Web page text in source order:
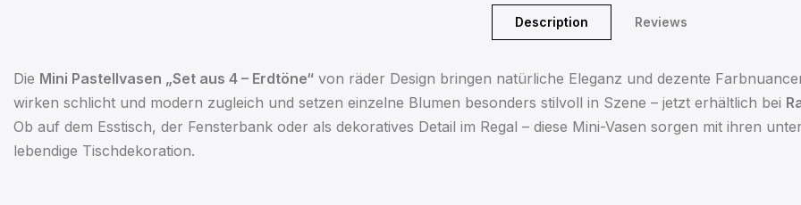
Description Reviews
Die Mini Pastellvasen „Set aus 4 – Erdtöne“ von räder Design bringen natürliche Eleganz und dezente
wirken schlicht und modern zugleich und setzen einzelne Blumen besonders stilvoll in Szene – jetzt erhältlich bei
Ob auf dem Esstisch, der Fensterbank oder als dekoratives Detail im Regal – diese Mini-Vasen sorgen mit ihren
lebendige Tischdekoration.